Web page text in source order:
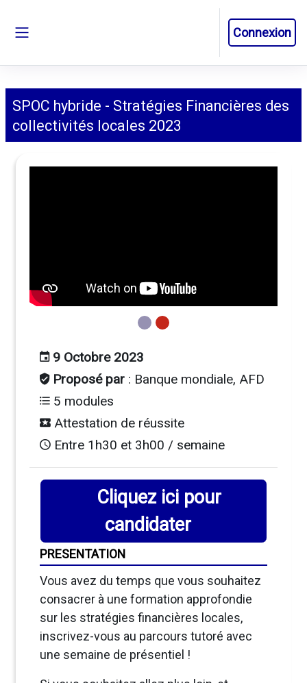
Connexion
SPOC hybride - Stratégies Financières des
collectivités locales 2023
9 Octobre2023
Proposé par : Banque mondiale, AFD
5 modules
Attestation de réussite
Entre 1h30 et 3h00 / semaine
Cliquez ici pour
candidater
PRESENTATION
Vous avez du temps que vous souhaitez
consacrer à une formation approfondie
sur les stratégies financières locales,
inscrivez-vous au parcours tutoré avec
une semaine de présentiel !